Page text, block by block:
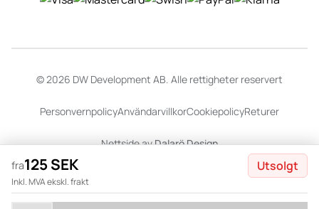
fra125 SEK
Inkl. MVA ekskl. frakt
Utsolgt
© 2026 DW Development AB. Alle rettigheter reservert
PersonvernpolicyAnvändarvillkorCookiepolicyReturer
Nettside avDalarö Design